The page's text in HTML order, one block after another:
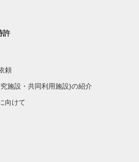
許
頼
施設・共同利用施設)の紹介
向けて